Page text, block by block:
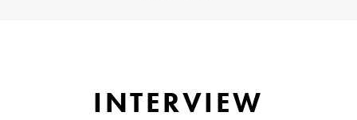
INTERVIEW
INTERVIEW